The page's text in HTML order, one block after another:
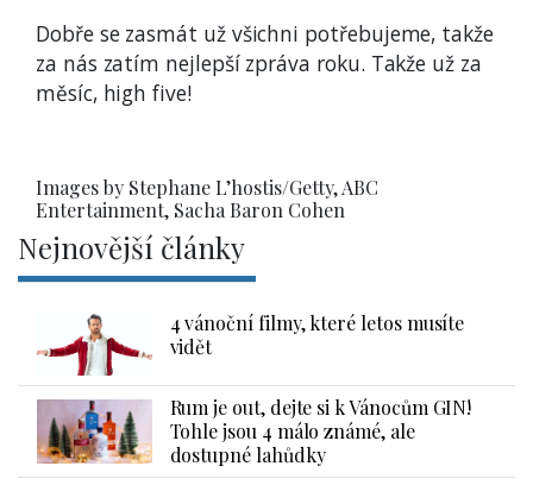
Dobře se zasmát už všichni potřebujeme, takže
za nás zatím nejlepší zpráva roku. Takže už za
měsíc, high five!
Images by Stephane L’hostis/Getty, ABC
Entertainment, Sacha Baron Cohen
Nejnovější články
4 vánoční filmy, které letos musíte
vidět
Rum je out, dejte si k Vánocům GIN!
Tohle jsou 4 málo známé, ale
dostupné lahůdky